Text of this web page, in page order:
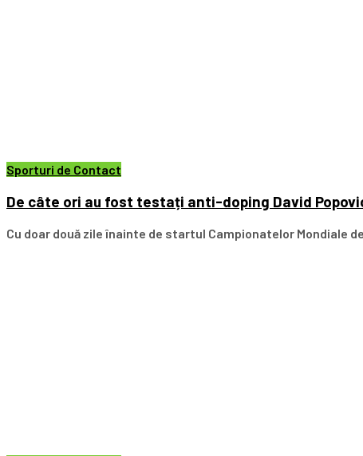
Sporturi de Contact
De câte ori au fost testați anti-doping David
Cu doar două zile înainte de startul Campionatelor Mondiale